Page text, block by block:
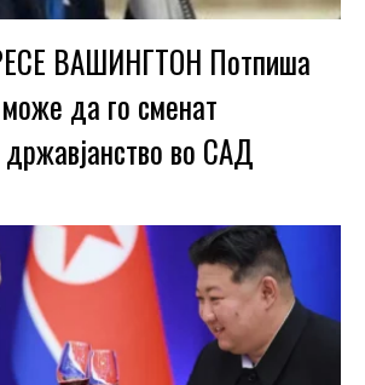
ВАШИНГТОН Потпиша
да го сменат
во САД